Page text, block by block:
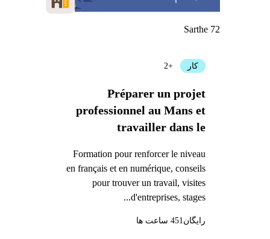
Sarthe 72
Préparer un projet
professionnel au Mans et
travailler dans le
Formation pour renforcer le niveau
en français et en numérique, conseils
pour trouver un travail, visites
d'entreprises, stages...
کار +2
رایگان451 ساعت ها